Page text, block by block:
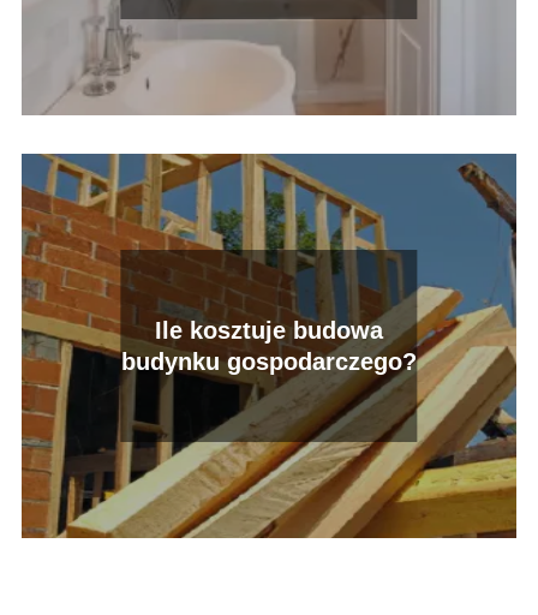
Ile kosztuje budowa
budynku gospodarczego?